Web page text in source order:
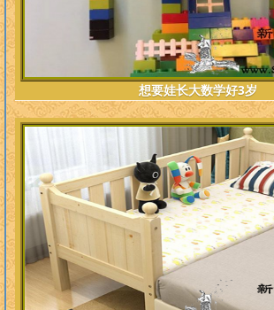
想要娃长大数学好3岁